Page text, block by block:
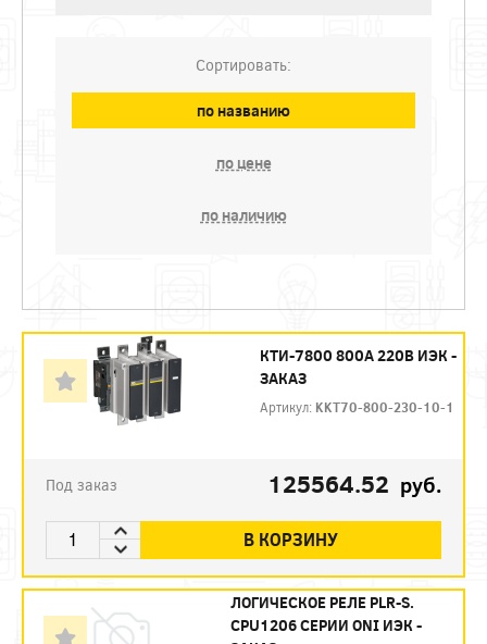
Сортировать:
по названию
по цене
по наличию
КТИ-7800 800А 220В ИЭК -
ЗАКАЗ
Артикул: KKT70-800-230-10-1
Под заказ 125564.52 руб.
В КОРЗИНУ
ЛОГИЧЕСКОЕ РЕЛЕ PLR-S.
CPU1206 СЕРИИ ONI ИЭК -